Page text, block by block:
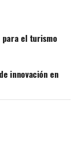
para el turismo
innovación en